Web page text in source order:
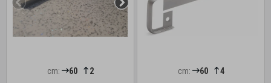
cm: 60
2
cm: 60
4